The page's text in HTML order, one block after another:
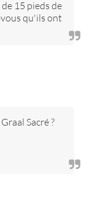
15 pieds de
qu'ils ont
Sacré ?